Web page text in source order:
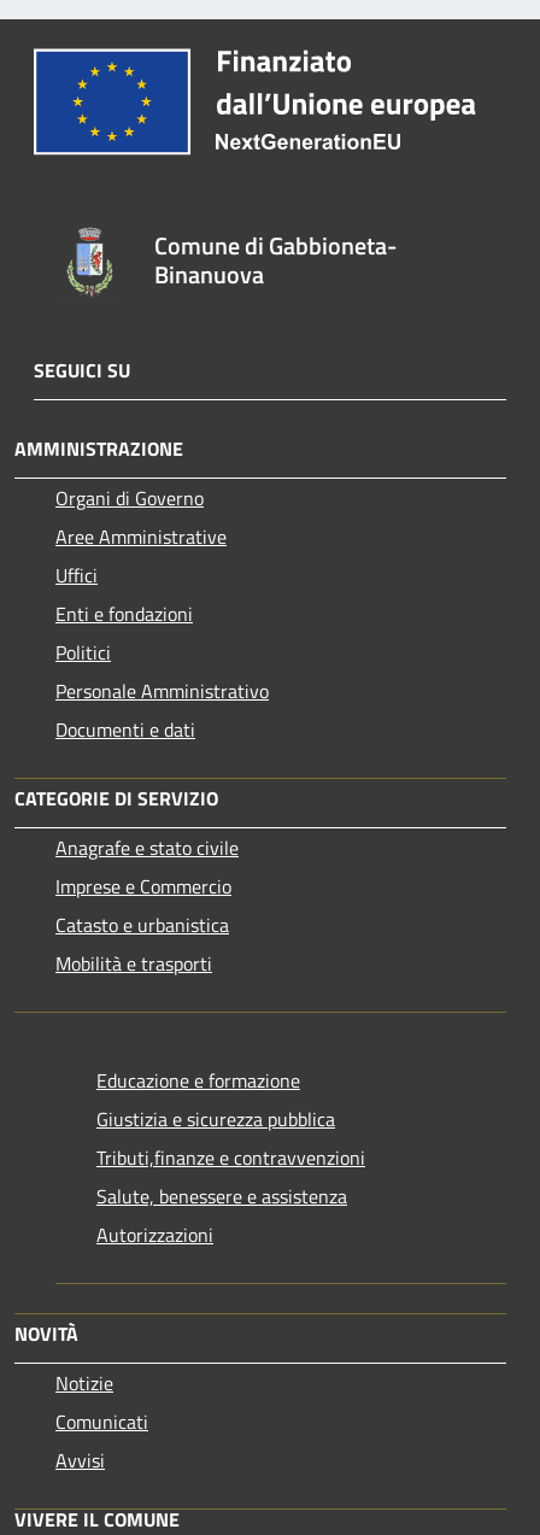
Comune di Gabbioneta-
Binanuova
SEGUICI SU
AMMINISTRAZIONE
Organi di Governo
Aree Amministrative
Uffici
Enti e fondazioni
Politici
Personale Amministrativo
Documenti e dati
CATEGORIE DI SERVIZIO
Anagrafe e stato civile
Imprese e Commercio
Catasto e urbanistica
Mobilità e trasporti
Educazione e formazione
Giustizia e sicurezza pubblica
Tributi,finanze e contravvenzioni
Salute, benessere e assistenza
Autorizzazioni
NOVITÀ
Notizie
Comunicati
Avvisi
VIVERE IL COMUNE